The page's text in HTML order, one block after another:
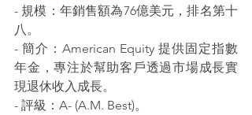
- 規模：年銷售額為76億美元，排名第十
八。
- 簡介：American Equity 提供固定指數
年金，專注於幫助客戶透過市場成長實
現退休收入成長。
- 評級：A- (A.M. Best)。